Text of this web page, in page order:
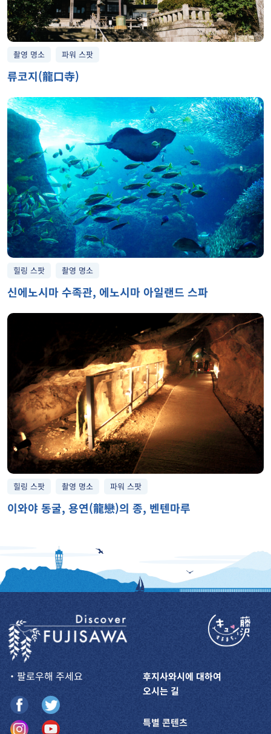
촬영 명소 파워 스팟
류코지(龍口寺)
힐링 스팟 촬영 명소
신에노시마 수족관, 에노시마 아일랜드 스파
힐링 스팟 촬영 명소 파워 스팟
이와야 동굴, 용연(龍戀)의 종, 벤텐마루
후지사와시에 대하여
오시는 길
특별 콘텐츠
・팔로우해 주세요